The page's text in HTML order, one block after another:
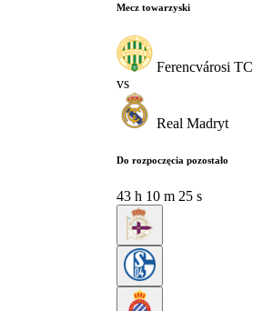
Mecz towarzyski
Ferencvárosi TC
vs
Real Madryt
Do rozpoczęcia pozostało
43 h 10 m 24 s